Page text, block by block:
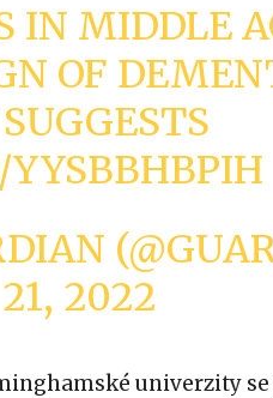
IN MIDDLE
OF
YYSBBHBPIH
2022
univerzity